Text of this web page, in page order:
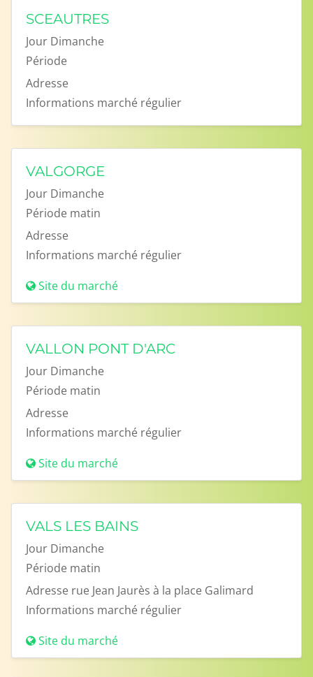
SCEAUTRES
Jour Dimanche
Période
Adresse
Informations marché régulier
VALGORGE
Jour Dimanche
Période matin
Adresse
Informations marché régulier
Site du marché
VALLON PONT D'ARC
Jour Dimanche
Période matin
Adresse
Informations marché régulier
Site du marché
VALS LES BAINS
Jour Dimanche
Période matin
Adresse rue Jean Jaurès à la place Galimard
Informations marché régulier
Site du marché